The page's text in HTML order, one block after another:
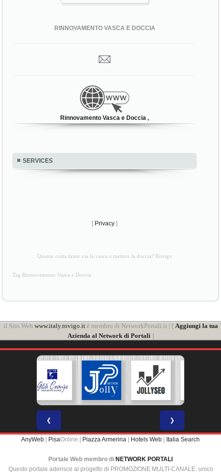
RINNOVAMENTO VASCA E DOCCIA
Rinnovamento Vasca e Doccia ,
SERVICES
[ Privacy ]
Quanto costa tirare via la vasca e mettere la doccia? Rovigo
Tag Rinnovamento Vasca e Doccia
il Sito Web www.italy.rovigo.itè membro di NetworkPortali.it | [ Aggiungi la tua
Azienda al Network di Portali]
❮ ❯
AnyWeb PisaOnline | Piazza Armerina Hotels Web Italia Search
Portale Web membro di NETWORK PORTALI
Questo portale aderisce al progetto di PROMOZIONE MULTI-CANALE: unico